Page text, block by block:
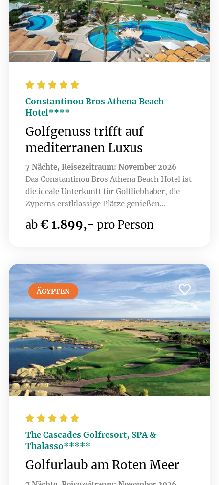
    
Constantinou Bros Athena Beach
Hotel****
Golfgenuss trifft auf
mediterranen Luxus
7 Nächte, Reisezeitraum: November 2026
Das Constantinou Bros Athena Beach Hotel ist
die ideale Unterkunft für Golfliebhaber, die
Zyperns erstklassige Plätze genießen
Top-Golfplätze wie Elea, Minthis , PGA -
ein Spa und erstklassige Restaurants, sorgen
für Erholung nach einer Runde Golf.
ab€ 1.899,- pro Person
ÄGYPTEN
    
The Cascades Golfresort, SPA &
Thalasso*****
Golfurlaub am Roten Meer